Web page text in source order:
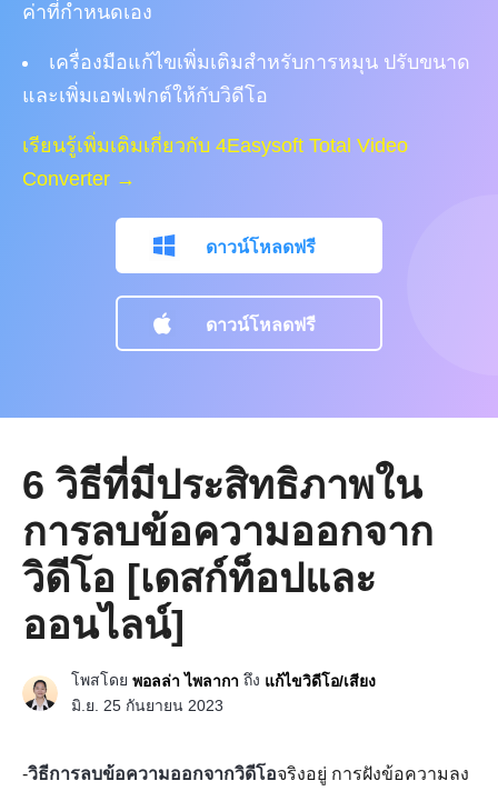
ค่าที่กำหนดเอง
เครื่องมือแก้ไขเพิ่มเติมสำหรับการหมุน ปรับขนาด
และเพิ่มเอฟเฟกต์ให้กับวิดีโอ
เรียนรู้เพิ่มเติมเกี่ยวกับ 4Easysoft Total Video
Converter →
ดาวน์โหลดฟรี
ดาวน์โหลดฟรี
6 วิธีที่มีประสิทธิภาพใน
การลบข้อความออกจาก
วิดีโอ [เดสก์ท็อปและ
ออนไลน์]
โพสโดย พอลล่า ไพลากา ถึง แก้ไขวิดีโอ/เสียง
มิ.ย. 25 กันยายน 2023
-วิธีการลบข้อความออกจากวิดีโอจริงอยู่ การฝังข้อความลง